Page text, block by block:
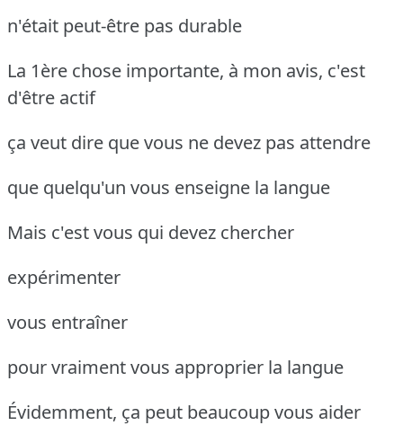
n'était peut-être pas durable
La 1ère chose importante, à mon avis, c'est
d'être actif
ça veut dire que vous ne devez pas attendre
que quelqu'un vous enseigne la langue
Mais c'est vous qui devez chercher
expérimenter
vous entraîner
pour vraiment vous approprier la langue
Évidemment, ça peut beaucoup vous aider